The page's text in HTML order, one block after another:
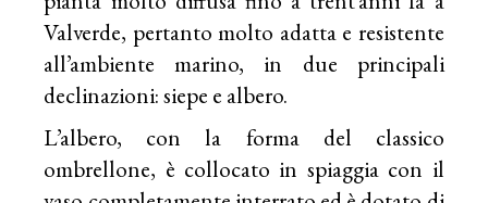
Valverde, pertanto molto adatta e resistente
all’ambiente marino, in due principali
declinazioni: siepe e albero.
L’albero, con la forma del classico
ombrellone, è collocato in spiaggia con il